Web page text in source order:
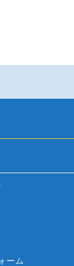
ーム